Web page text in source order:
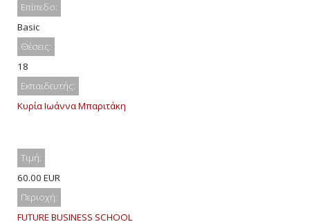
Επίπεδο:
Basic
Θέσεις:
18
Εκπαιδευτής:
Κυρία Ιωάννα Μπαριτάκη
Τιμή:
60.00 EUR
Περιοχή:
FUTURE BUSINESS SCHOOL